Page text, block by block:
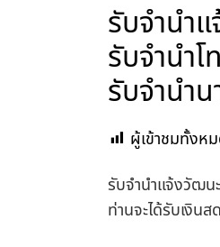
รับจํานํา
รับจำนำ
รับจำนำ
ผู้เข้าชมทั้งห
รับจํานําแจ้งวัฒน
ท่านจะได้รับเงิน